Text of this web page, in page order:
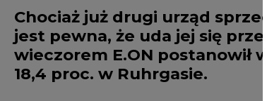
Chociaż już drugi urząd
jest pewna, że uda jej się
wieczorem E.ON postanowił
18,4 proc. w Ruhrgasie.